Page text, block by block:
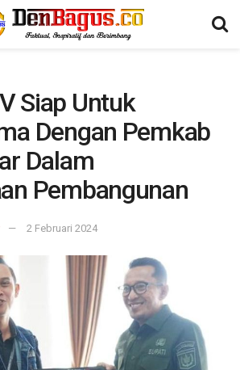
Siap Untuk
Dengan Pemkab
Dalam
Pembangunan
2 Februari 2024